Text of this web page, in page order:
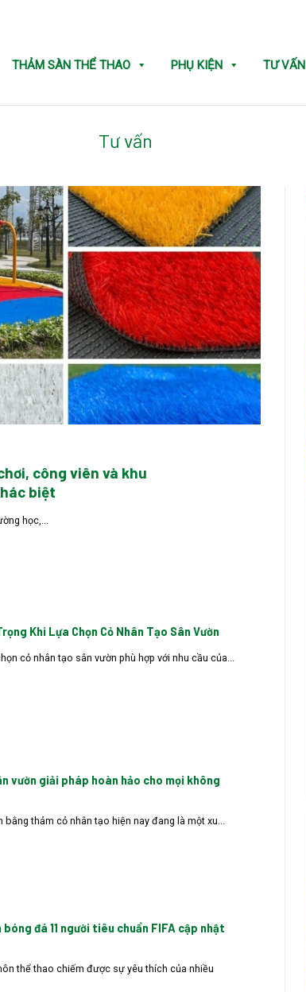
THẢM SÀN THỂ THAO PHỤ KIỆN TƯ VẤN
Tư vấn
công viên và khu
biệt
học,...
Khi Lựa Chọn Cỏ Nhân Tạo Sân Vườn
cỏ nhân tạo sân vườn phù hợp với nhu cầu của...
vườn giải pháp hoàn hảo cho mọi không
bằng thảm cỏ nhân tạo hiện nay đang là một xu...
đá 11 người tiêu chuẩn FIFA cập nhật
thể thao chiếm được sự yêu thích của nhiều